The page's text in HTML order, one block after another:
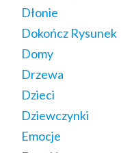
Dłonie
Dokończ Rysunek
Domy
Drzewa
Dzieci
Dziewczynki
Emocje